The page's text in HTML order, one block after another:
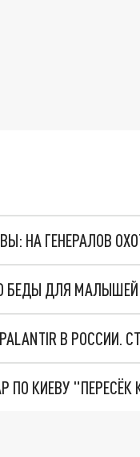
НА ГЕНЕРАЛОВ
БЕДЫ ДЛЯ